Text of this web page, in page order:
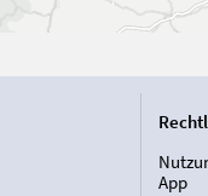
App